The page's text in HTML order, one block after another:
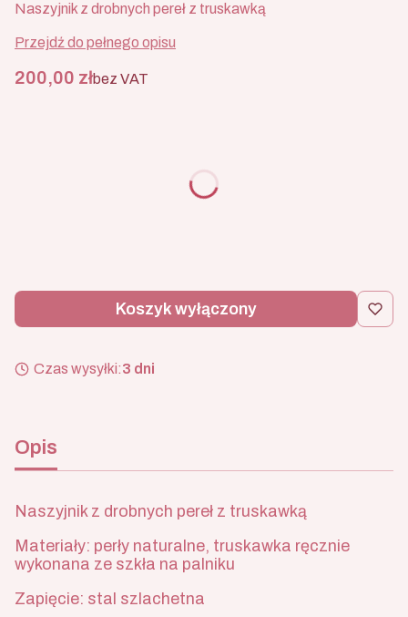
Naszyjnik z drobnych pereł z truskawką
Przejdź do pełnego opisu
Cena
200,00 złbez VAT
Koszyk wyłączony
Czas wysyłki:3 dni
Opis
Naszyjnik z drobnych pereł z truskawką
Materiały: perły naturalne, truskawka ręcznie
wykonana ze szkła na palniku
Zapięcie: stal szlachetna